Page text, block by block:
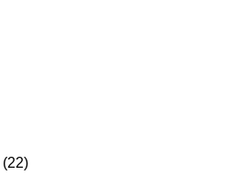
(22)